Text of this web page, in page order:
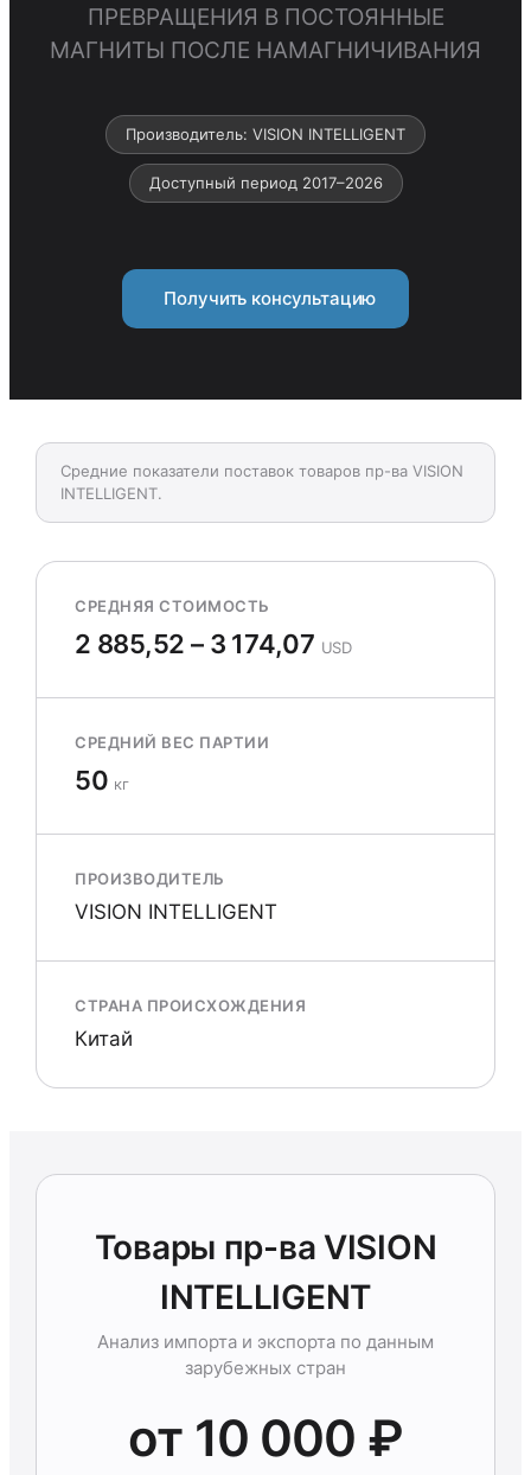
ПРЕВРАЩЕНИЯ В ПОСТОЯННЫЕ
МАГНИТЫ ПОСЛЕ НАМАГНИЧИВАНИЯ
Производитель: VISION INTELLIGENT
Доступный период 2017–2026
Получить консультацию
Средние показатели поставок товаров пр-ва VISION
INTELLIGENT.
СРЕДНЯЯ СТОИМОСТЬ
2 885,52 – 3 174,07 USD
СРЕДНИЙ ВЕС ПАРТИИ
50 кг
ПРОИЗВОДИТЕЛЬ
VISION INTELLIGENT
СТРАНА ПРОИСХОЖДЕНИЯ
Китай
Товары пр-ва VISION
INTELLIGENT
Анализ импорта и экспорта по данным
зарубежных стран
от 10 000 ₽